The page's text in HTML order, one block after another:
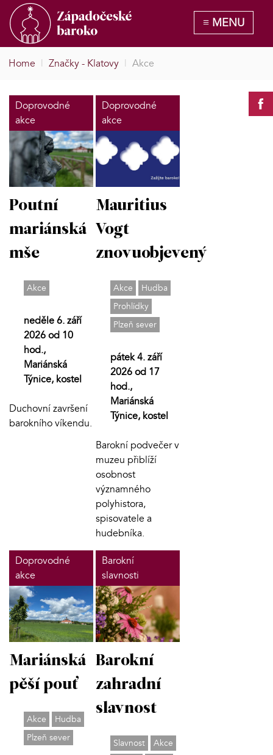
Home | Značky - Klatovy | Akce
Doprovodné
akce
Poutní
mariánská
mše
Akce
neděle 6. září
2026 od 10
hod.,
Mariánská
Týnice, kostel
Duchovní završení
barokního víkendu.
Doprovodné
akce
Mauritius
Vogt
znovuobjevený
Akce
Hudba
Prohlídky
Plzeň sever
pátek 4. září
2026 od 17
hod.,
Mariánská
Týnice, kostel
Barokní podvečer v
muzeu přiblíží
osobnost
významného
polyhistora,
spisovatele a
hudebníka.
Doprovodné
akce
Mariánská
pěší pouť
Akce
Hudba
Plzeň sever
Barokní
slavnosti
Barokní
zahradní
slavnost
Slavnost
Akce